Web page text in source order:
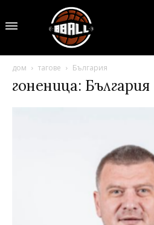
дом тагове България
гоненица: България